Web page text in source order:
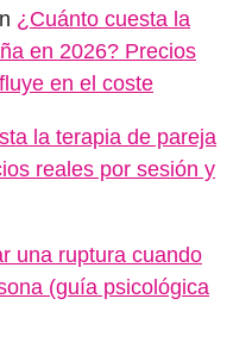
¿Cuánto cuesta la
en 2026? Precios
en el coste
la terapia de pareja
reales por sesión y
una ruptura cuando
(guía psicológica